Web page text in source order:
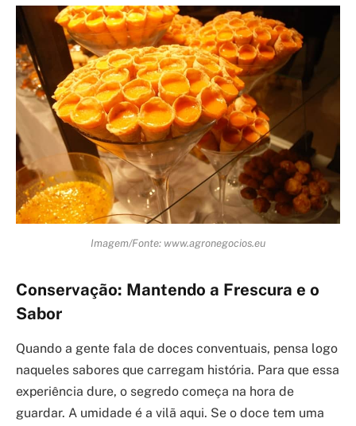
Imagem/Fonte: www.agronegocios.eu
Conservação: Mantendo a Frescura e o
Sabor
Quando a gente fala de doces conventuais, pensa logo
naqueles sabores que carregam história. Para que essa
experiência dure, o segredo começa na hora de
guardar. A umidade é a vilã aqui. Se o doce tem uma